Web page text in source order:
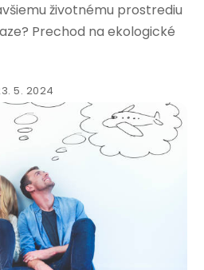
životnému prostrediu
Prechod na ekologické
5. 2024